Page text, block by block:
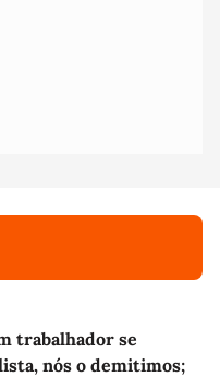
trabalhador se
nós o demitimos;